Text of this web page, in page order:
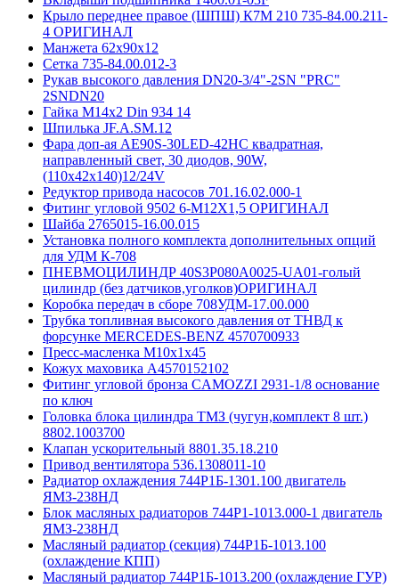
Крыло переднее правое (ШПШ) К7М 210 735-84.00.211-
4 ОРИГИНАЛ
Манжета 62х90х12
Сетка 735-84.00.012-3
Рукав высокого давления DN20-3/4"-2SN "PRC"
2SNDN20
Гайка М14х2 Din 934 14
Шпилька JF.A.SM.12
Фара доп-ая AE90S-30LED-42HC квадратная,
направленный свет, 30 диодов, 90W,
(110х42х140)12/24V
Редуктор привода насосов 701.16.02.000-1
Фитинг угловой 9502 6-М12Х1,5 ОРИГИНАЛ
Шайба 2765015-16.00.015
Установка полного комплекта дополнительных опций
для УДМ К-708
ПНЕВМОЦИЛИНДР 40S3P080A0025-UA01-голый
цилиндр (без датчиков,уголков)ОРИГИНАЛ
Коробка передач в сборе 708УДМ-17.00.000
Трубка топливная высокого давления от ТНВД к
форсунке MERCEDES-BENZ 4570700933
Пресс-масленка М10х1х45
Кожух маховика A4570152102
Фитинг угловой бронза CAMOZZI 2931-1/8 основание
по ключ
Головка блока цилиндра ТМЗ (чугун,комплект 8 шт.)
8802.1003700
Клапан ускорительный 8801.35.18.210
Привод вентилятора 536.1308011-10
Радиатор охлаждения 744Р1Б-1301.100 двигатель
ЯМЗ-238НД
Блок масляных радиаторов 744Р1-1013.000-1 двигатель
ЯМЗ-238НД
Масляный радиатор (секция) 744Р1Б-1013.100
(охлаждение КПП)
Масляный радиатор 744Р1Б-1013.200 (охлаждение ГУР)